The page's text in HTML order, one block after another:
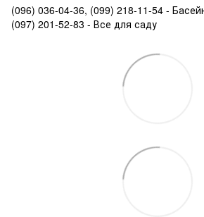
(096) 036-04-36, (099) 218-11-54 -
(097) 201-52-83 - Все для саду